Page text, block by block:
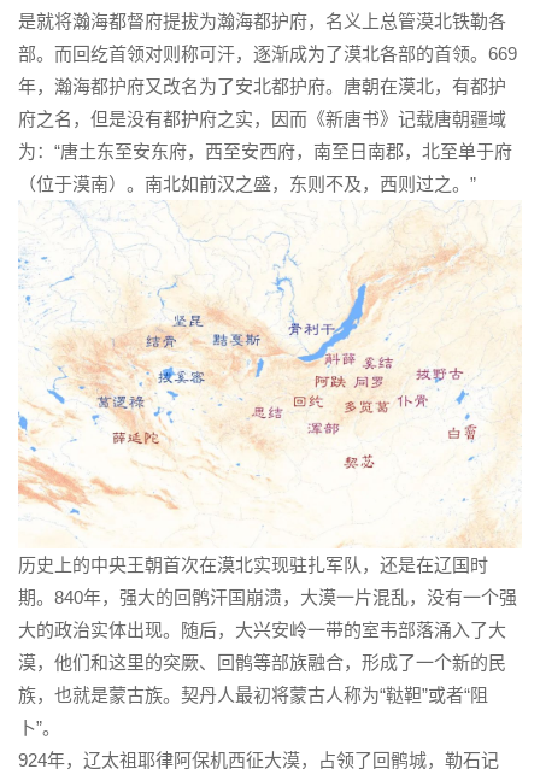
是就将瀚海都督府提拔为瀚海都护府，名义上总管漠北铁勒各
部。而回纥首领对则称可汗，逐渐成为了漠北各部的首领。669
年，瀚海都护府又改名为了安北都护府。唐朝在漠北，有都护
府之名，但是没有都护府之实，因而《新唐书》记载唐朝疆域
为：“唐土东至安东府，西至安西府，南至日南郡，北至单于府
（位于漠南）。南北如前汉之盛，东则不及，西则过之。”
历史上的中央王朝首次在漠北实现驻扎军队，还是在辽国时
期。840年，强大的回鹘汗国崩溃，大漠一片混乱，没有一个强
大的政治实体出现。随后，大兴安岭一带的室韦部落涌入了大
漠，他们和这里的突厥、回鹘等部族融合，形成了一个新的民
族，也就是蒙古族。契丹人最初将蒙古人称为“鞑靼”或者“阻
卜”。
924年，辽太祖耶律阿保机西征大漠，占领了回鹘城，勒石记